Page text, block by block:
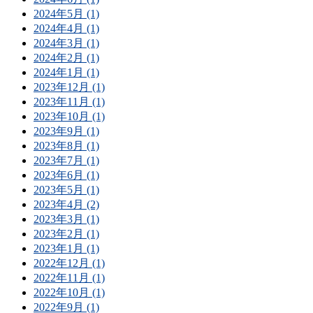
2024年5月 (1)
2024年4月 (1)
2024年3月 (1)
2024年2月 (1)
2024年1月 (1)
2023年12月 (1)
2023年11月 (1)
2023年10月 (1)
2023年9月 (1)
2023年8月 (1)
2023年7月 (1)
2023年6月 (1)
2023年5月 (1)
2023年4月 (2)
2023年3月 (1)
2023年2月 (1)
2023年1月 (1)
2022年12月 (1)
2022年11月 (1)
2022年10月 (1)
2022年9月 (1)